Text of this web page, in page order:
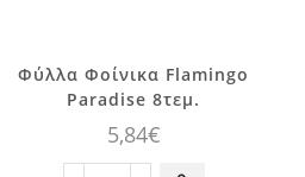
Φύλλα Φοίνικα Flamingo
Paradise 8τεμ.
5,84€